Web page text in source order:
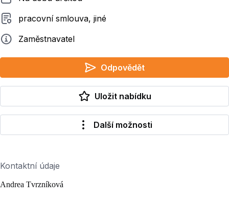
Typ smluvního vztahu
pracovní smlouva, jiné
ZadavatelZaměstnavatel
Odpovědět
Uložit nabídku
Další možnosti
Kontaktní údaje
Andrea Tvrzníková